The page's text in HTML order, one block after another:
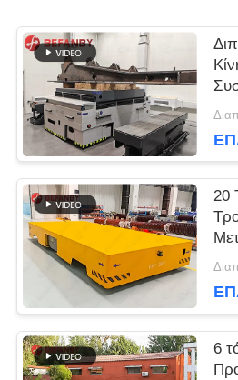
ΑΠΌΣΠΑΣΜΑ
SITEMAP
PRIVACY
POLICY
20
6